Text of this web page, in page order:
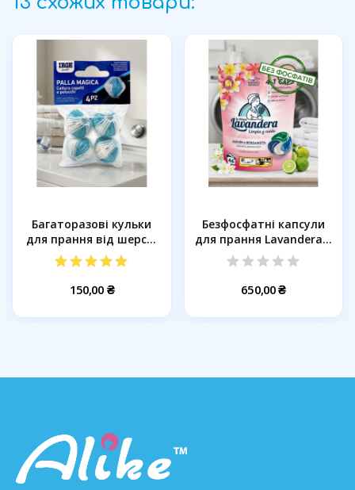
Багаторазові кульки
для прання від шерсті
та...
150,00 ₴
Безфосфатні капсули
для прання Lavandera 4
в 1...
650,00 ₴